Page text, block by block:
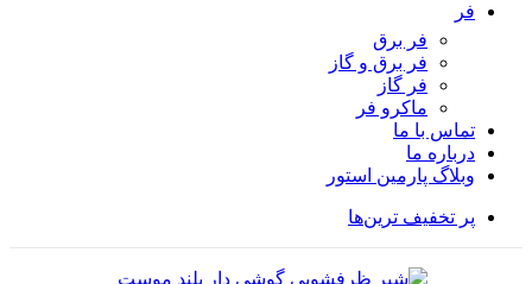
فر
فر برق
فر برق و گاز
فر گاز
ماكرو فر
تماس با ما
درباره ما
وبلاگ پارمین استور
پر تخفیف ترین‌ها